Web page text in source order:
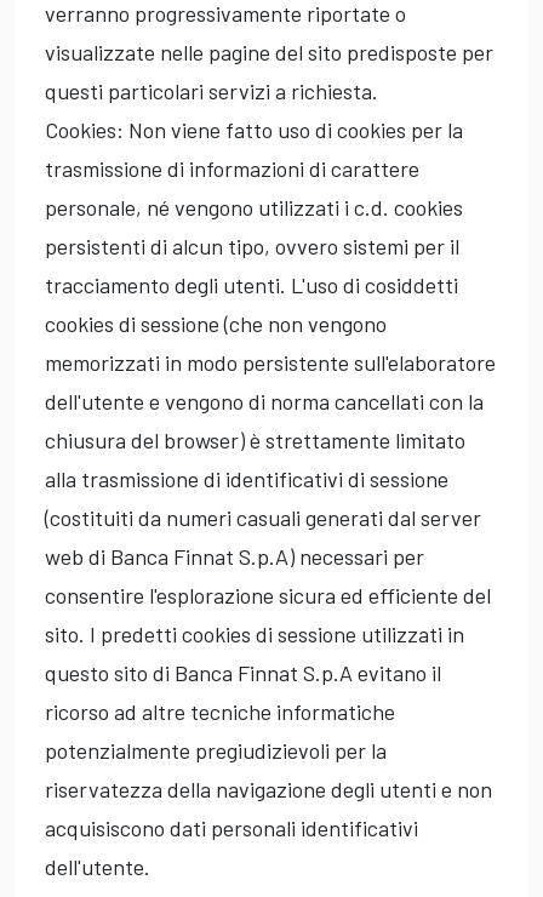
verranno progressivamente riportate o
visualizzate nelle pagine del sito predisposte per
questi particolari servizi a richiesta.
Cookies: Non viene fatto uso di cookies per la
trasmissione di informazioni di carattere
personale, né vengono utilizzati i c.d. cookies
persistenti di alcun tipo, ovvero sistemi per il
tracciamento degli utenti. L'uso di cosiddetti
cookies di sessione (che non vengono
memorizzati in modo persistente sull'elaboratore
dell'utente e vengono di norma cancellati con la
chiusura del browser) è strettamente limitato
alla trasmissione di identificativi di sessione
(costituiti da numeri casuali generati dal server
web di Banca Finnat S.p.A) necessari per
consentire l'esplorazione sicura ed efficiente del
sito. I predetti cookies di sessione utilizzati in
questo sito di Banca Finnat S.p.A evitano il
ricorso ad altre tecniche informatiche
potenzialmente pregiudizievoli per la
riservatezza della navigazione degli utenti e non
acquisiscono dati personali identificativi
dell'utente.